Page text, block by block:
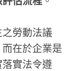
勞動法議
在於企業是
實法令遵